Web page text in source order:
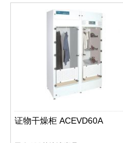
证物干燥柜 ACEVD60A